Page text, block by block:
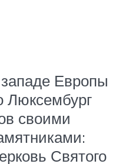
Европы
Люксембург
своими
Святого